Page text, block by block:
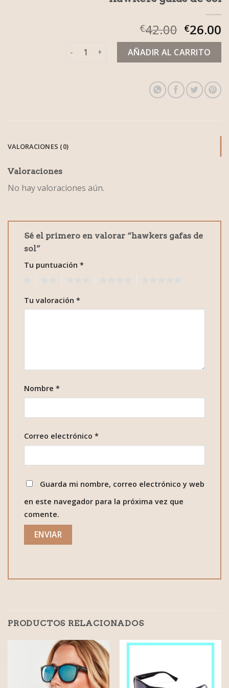
€42.00 €26.00
hawkers gafas de sol cantidad
AÑADIR AL CARRITO
VALORACIONES (0)
Valoraciones
No hay valoraciones aún.
Sé el primero en valorar “hawkers gafas de
sol”
Tu puntuación *
Tu valoración *
Nombre *
Correo electrónico *
Guarda mi nombre, correo electrónico y web
en este navegador para la próxima vez que
comente.
PRODUCTOS RELACIONADOS